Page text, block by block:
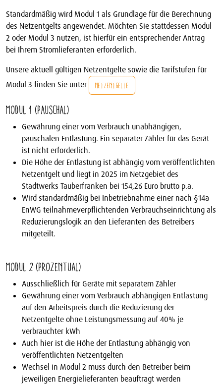
Standardmäßig wird Modul 1 als Grundlage für die Berechnung
des Netzentgelts angewendet. Möchten Sie stattdessen Modul
2 oder Modul 3 nutzen, ist hierfür ein entsprechender Antrag
bei Ihrem Stromlieferanten erforderlich.
Unsere aktuell gültigen Netzentgelte sowie die Tarifstufen für
Modul 3 finden Sie unter
NETZENTGELTE
Modul 1 (pauschal)
Gewährung einer vom Verbrauch unabhängigen,
pauschalen Entlastung. Ein separater Zähler für das Gerät
ist nicht erforderlich.
Die Höhe der Entlastung ist abhängig vom veröffentlichten
Netzentgelt und liegt in 2025 im Netzgebiet des
Stadtwerks Tauberfranken bei 154,26 Euro brutto p.a.
Wird standardmäßig bei Inbetriebnahme einer nach §14a
EnWG teilnahmeverpflichtenden Verbrauchseinrichtung als
Reduzierungslogik an den Lieferanten des Betreibers
mitgeteilt.
Modul 2 (prozentual)
Ausschließlich für Geräte mit separatem Zähler
Gewährung einer vom Verbrauch abhängigen Entlastung
auf den Arbeitspreis durch die Reduzierung der
Netzentgelte ohne Leistungsmessung auf 40% je
verbrauchter kWh
Auch hier ist die Höhe der Entlastung abhängig von
veröffentlichten Netzentgelten
Wechsel in Modul 2 muss durch den Betreiber beim
jeweiligen Energielieferanten beauftragt werden